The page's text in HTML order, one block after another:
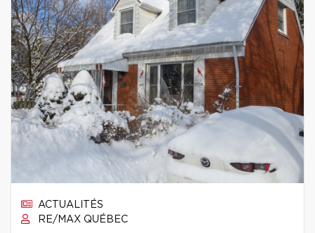
ACTUALITÉS
RE/MAX QUÉBEC